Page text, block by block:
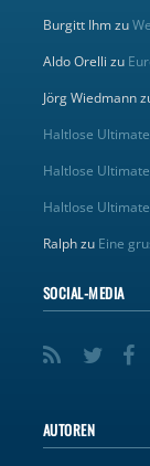
Burgitt Ihmzu
Aldo Orelli zu
Jörg Wiedmann
Haltlose
Haltlose
Haltlose
Ralphzu Eine
SOCIAL-MEDIA
AUTOREN